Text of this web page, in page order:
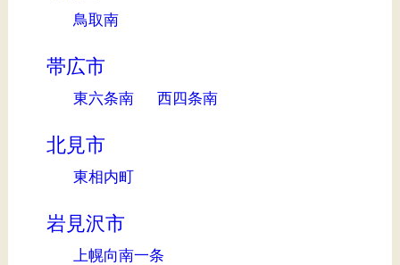
鳥取南
帯広市
東六条南 西四条南
北見市
東相内町
岩見沢市
上幌向南一条